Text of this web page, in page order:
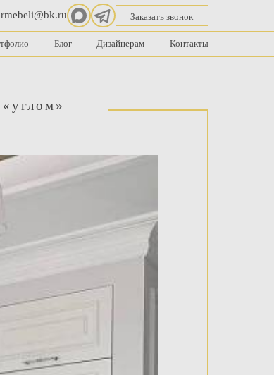
Заказать звонок
Блог Дизайнерам Контакты